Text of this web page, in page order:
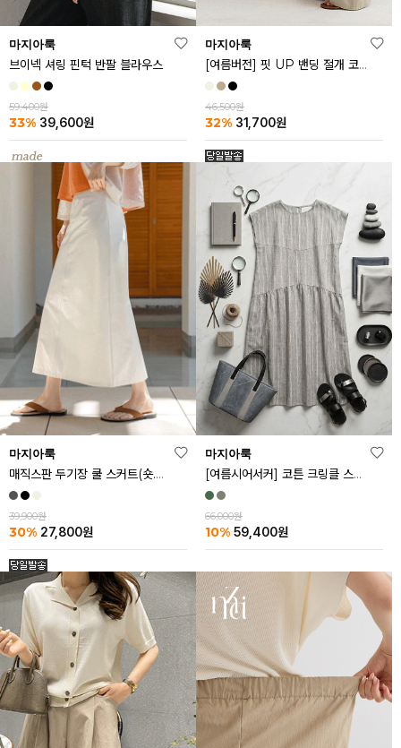
마지아룩
브이넥 셔링 핀턱 반팔 블라우스
59,400원
33% 39,600원
마지아룩
[여름버전] 핏 UP 밴딩 절개 코튼 팬츠
46,500원
32% 31,700원
마지아룩
매직스판 두기장 쿨 스커트(숏.기본ver)
39,900원
30% 27,800원
마지아룩
[여름시어서커] 코튼 크링클 스트라이프 원피스
66,000원
10% 59,400원